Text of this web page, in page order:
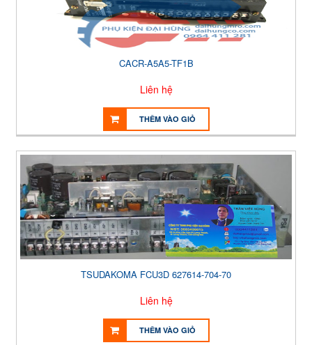
CACR-A5A5-TF1B
Liên hệ
THÊM VÀO GIỎ
TSUDAKOMA FCU3D 627614-704-70
Liên hệ
THÊM VÀO GIỎ